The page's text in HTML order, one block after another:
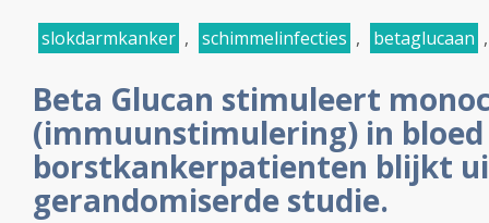
slokdarmkanker , schimmelinfecties , betaglucaan
Beta Glucan stimuleert
(immuunstimulering) in
borstkankerpatienten blijkt
gerandomiserde studie.